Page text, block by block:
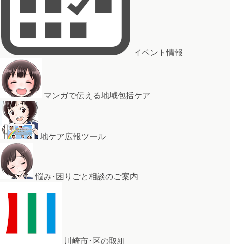
イベント情報
マンガで伝える地域包括ケア
地ケア広報ツール
悩み･困りごと相談のご案内
川崎市･区の取組